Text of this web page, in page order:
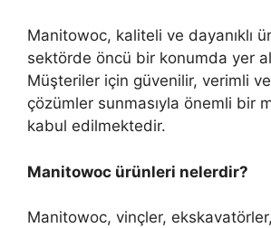
Manitowoc, kaliteli ve dayanıklı
sektörde öncü bir konumda yer
Müşteriler için güvenilir, verimli
çözümler sunmasıyla önemli bir
kabul edilmektedir.
Manitowoc ürünleri nelerdir?
Manitowoc, vinçler,